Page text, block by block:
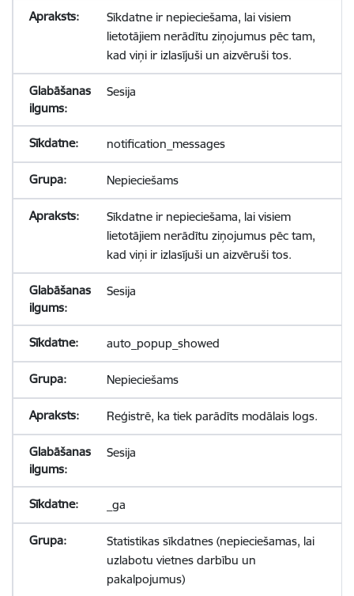
Sīkdatne ir nepieciešama, lai visiem
lietotājiem nerādītu ziņojumus pēc tam,
kad viņi ir izlasījuši un aizvēruši tos.
Sesija
notification_messages
Nepieciešams
Sīkdatne ir nepieciešama, lai visiem
lietotājiem nerādītu ziņojumus pēc tam,
kad viņi ir izlasījuši un aizvēruši tos.
Sesija
auto_popup_showed
Nepieciešams
Reģistrē, ka tiek parādīts modālais logs.
Sesija
_ga
Statistikas sīkdatnes (nepieciešamas, lai
uzlabotu vietnes darbību un
pakalpojumus)